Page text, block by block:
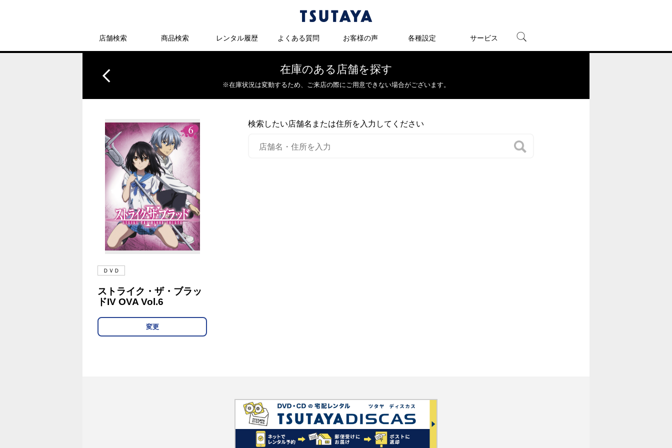
店舗検索 商品検索 レンタル履歴 よくある質問 お客様の声 各種設定 サービス
在庫のある店舗を探す
※在庫状況は変動するため、 ご来店の際にご用意できない場合がございます。
ＤＶＤ
ストライク・ザ・ブラッ
ドIV OVA Vol.6
変更
検索したい店舗名または住所を入力してください